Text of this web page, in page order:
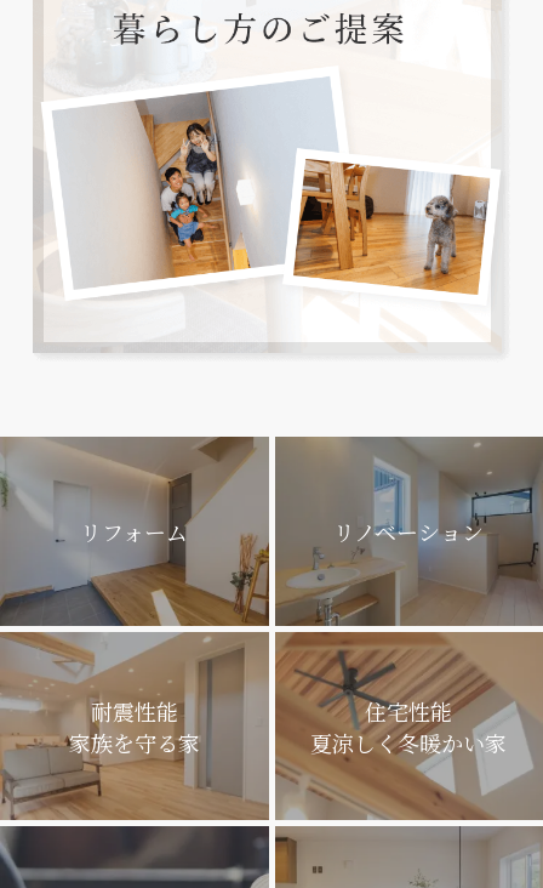
リフォーム リノベーション
耐震性能
家族を守る家
住宅性能
夏涼しく冬暖かい家